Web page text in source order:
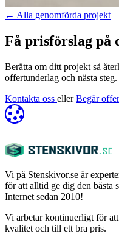
← Alla genomförda projekt
Få prisförslag på
Berätta om ditt projekt så
offertunderlag och nästa steg.
Kontakta oss eller Begär
Vi på Stenskivor.se är
för att alltid ge dig den bästa
Internet sedan 2010!
Vi arbetar kontinuerligt för att
kvalitet och till ett bra pris.